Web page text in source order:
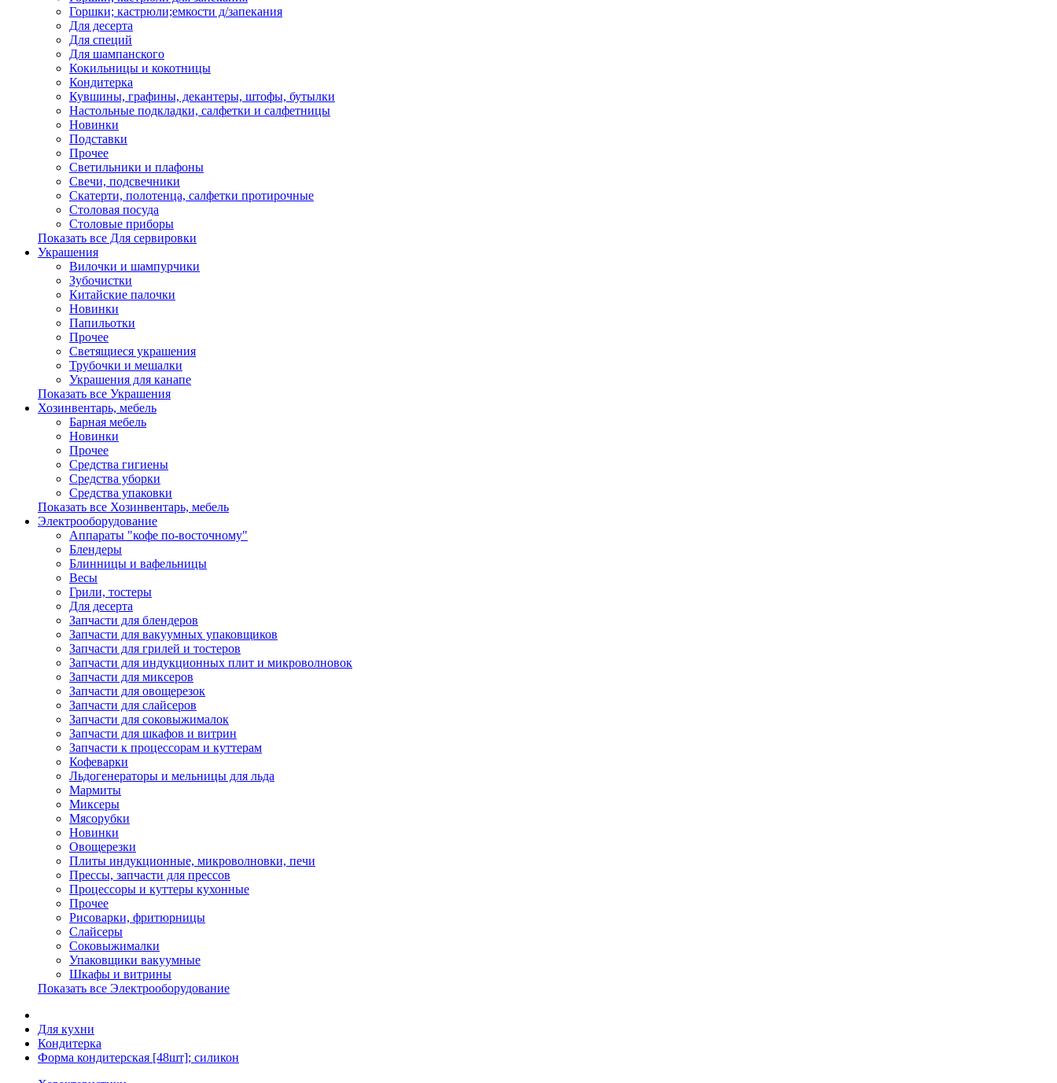
Горшки; кастрюли;емкости д/запекания
Для десерта
Для специй
Для шампанского
Кокильницы и кокотницы
Кондитерка
Кувшины, графины, декантеры, штофы, бутылки
Настольные подкладки, салфетки и салфетницы
Новинки
Подставки
Прочее
Светильники и плафоны
Свечи, подсвечники
Скатерти, полотенца, салфетки протирочные
Столовая посуда
Столовые приборы
Показать все Для сервировки
Украшения
Вилочки и шампурчики
Зубочистки
Китайские палочки
Новинки
Папильотки
Прочее
Светящиеся украшения
Трубочки и мешалки
Украшения для канапе
Показать все Украшения
Хозинвентарь, мебель
Барная мебель
Новинки
Прочее
Средства гигиены
Средства уборки
Средства упаковки
Показать все Хозинвентарь, мебель
Электрооборудование
Аппараты "кофе по-восточному"
Блендеры
Блинницы и вафельницы
Весы
Грили, тостеры
Для десерта
Запчасти для блендеров
Запчасти для вакуумных упаковщиков
Запчасти для грилей и тостеров
Запчасти для индукционных плит и микроволновок
Запчасти для миксеров
Запчасти для овощерезок
Запчасти для слайсеров
Запчасти для соковыжималок
Запчасти для шкафов и витрин
Запчасти к процессорам и куттерам
Кофеварки
Льдогенераторы и мельницы для льда
Мармиты
Миксеры
Мясорубки
Новинки
Овощерезки
Плиты индукционные, микроволновки, печи
Прессы, запчасти для прессов
Процессоры и куттеры кухонные
Прочее
Рисоварки, фритюрницы
Слайсеры
Соковыжималки
Упаковщики вакуумные
Шкафы и витрины
Показать все Электрооборудование
Для кухни
Кондитерка
Форма кондитерская [48шт]; силикон